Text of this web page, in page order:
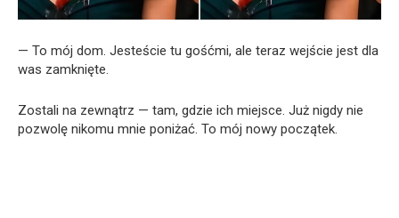
— To mój dom. Jesteście tu gośćmi, ale teraz wejście jest dla
was zamknięte.
Zostali na zewnątrz — tam, gdzie ich miejsce. Już nigdy nie
pozwolę nikomu mnie poniżać. To mój nowy początek.